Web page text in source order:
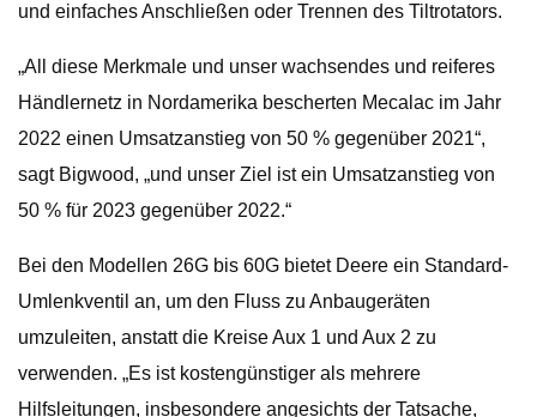
und einfaches Anschließen oder Trennen des Tiltrotators.
„All diese Merkmale und unser wachsendes und reiferes
Händlernetz in Nordamerika bescherten Mecalac im Jahr
2022 einen Umsatzanstieg von 50 % gegenüber 2021“,
sagt Bigwood, „und unser Ziel ist ein Umsatzanstieg von
50 % für 2023 gegenüber 2022.“
Bei den Modellen 26G bis 60G bietet Deere ein Standard-
Umlenkventil an, um den Fluss zu Anbaugeräten
umzuleiten, anstatt die Kreise Aux 1 und Aux 2 zu
verwenden. „Es ist kostengünstiger als mehrere
Hilfsleitungen, insbesondere angesichts der Tatsache,